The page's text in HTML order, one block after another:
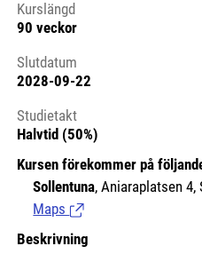
Kurslängd
90 veckor
Slutdatum
2028-09-22
Studietakt
Halvtid (50%)
Kursen förekommer på
Sollentuna, Aniaraplatsen 4,
Maps (Länk till extern sida.)
Beskrivning